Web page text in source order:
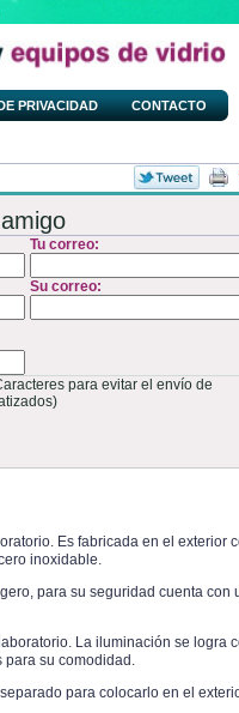
PRIVACIDAD
CONTACTO
Tu correo:
Su correo:
para evitar el envío de
Es fabricada en el exterior
inoxidable.
para su seguridad cuenta con
La iluminación se logra
para su comodidad.
para colocarlo en el